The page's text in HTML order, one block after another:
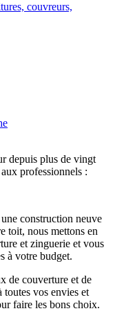
couvreurs,
depuis plus de vingt
professionnels :
construction neuve
toit, nous mettons en
et zinguerie et vous
à votre budget.
de couverture et de
vos envies et
faire les bons choix.